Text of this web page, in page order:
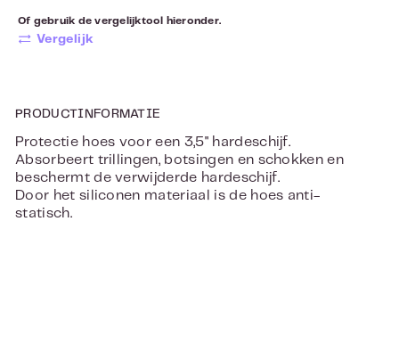
Of gebruik de vergelijktool hieronder.
Vergelijk
PRODUCTINFORMATIE
Protectie hoes voor een 3,5" hardeschijf.
Absorbeert trillingen, botsingen en schokken en
beschermt de verwijderde hardeschijf.
Door het siliconen materiaal is de hoes anti-
statisch.